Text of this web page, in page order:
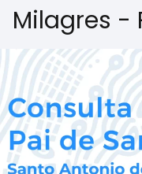
Milagres -